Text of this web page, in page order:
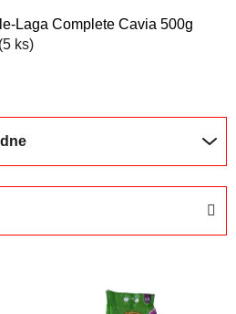
Laga Complete Cavia 500g
(5 ks)